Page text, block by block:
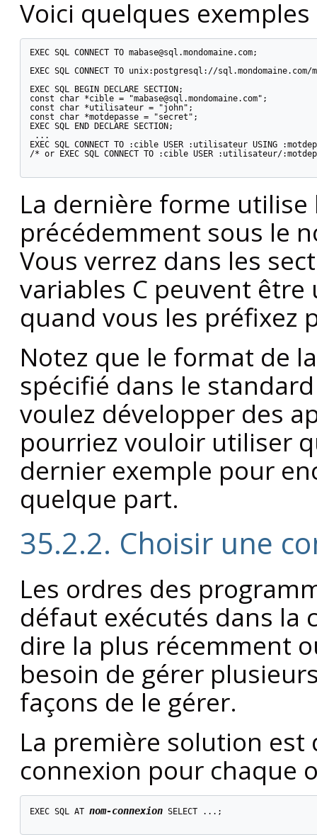
Voici quelques
EXEC SQL CONNECT TO mabase@sql.mondomaine.com;
EXEC SQL CONNECT TO unix:postgresql://sql.mondomaine.com/
EXEC SQL BEGIN DECLARE SECTION;
const char *cible = "mabase@sql.mondomaine.com";
const char *utilisateur = "john";
const char *motdepasse = "secret";
EXEC SQL END DECLARE SECTION;
...
EXEC SQL CONNECT TO :cible USER :utilisateur USING
/* or EXEC SQL CONNECT TO :cible USER :utilisateur/
La dernière forme
précédemment sous le
Vous verrez dans les
variables C peuvent être
quand vous les préfixez
Notez que le format de
spécifié dans le
voulez développer des
pourriez vouloir utiliser
dernier exemple pour
quelque part.
35.2.2. Choisir une
Les ordres des
défaut exécutés dans la
dire la plus récemment
besoin de gérer
façons de le gérer.
La première solution
connexion pour chaque
EXEC SQL AT nom-connexion SELECT ...;